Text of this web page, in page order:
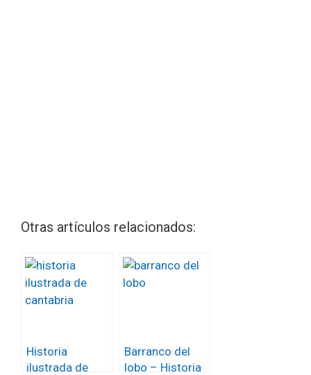
Otras artículos relacionados:
Historia
ilustrada de
Barranco del
lobo – Historia